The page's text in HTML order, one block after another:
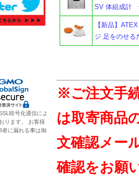
SV 体組成計
【新品】
ジ 足をのせる
※ご注文手
は取寄商品
文確認メー
確認をお願
暗号化通信によ
ります。 お客様
者に漏れる事は御